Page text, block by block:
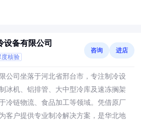
设备有限公司
度核验
咨询 进店
公司坐落于河北省邢台市，专注制冷设
冰机、铝排管、大中型冷库及速冻搁架
冷链物流、食品加工等领域。凭借原厂
客户提供专业制冷解决方案，是华北地